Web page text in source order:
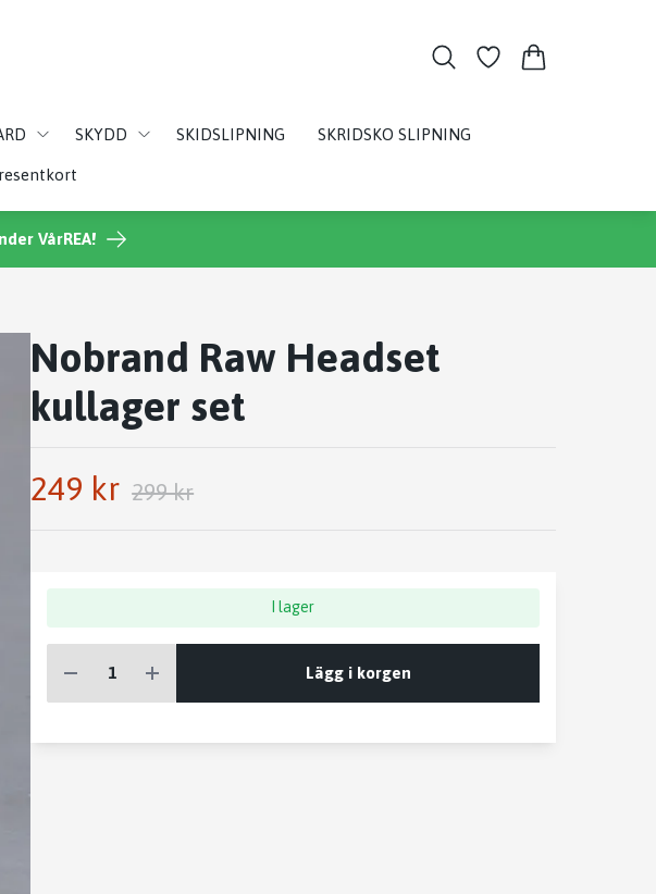
SKYDD SKIDSLIPNING SKRIDSKO SLIPNING
VårREA!
Nobrand Raw Headset
kullager set
249 kr 299 kr
I lager
Lägg i korgen